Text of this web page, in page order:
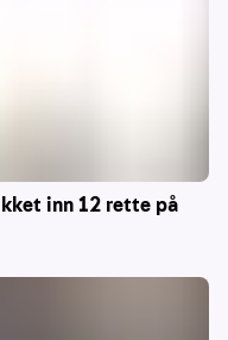
inn 12 rette på